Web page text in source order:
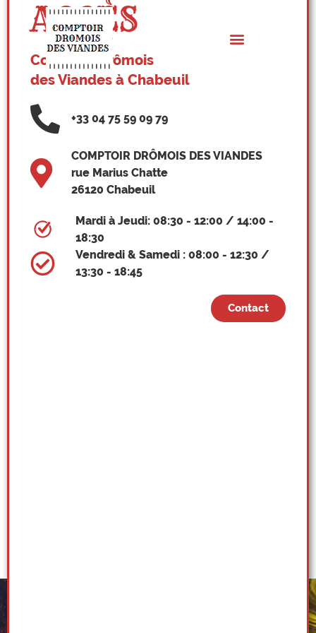
ACCÈS
Comptoir Drômois
des Viandes à Chabeuil
+33 04 75 59 09 79
COMPTOIR DRÔMOIS DES VIANDES
rue Marius Chatte
26120 Chabeuil
Mardi à Jeudi: 08:30 - 12:00 / 14:00 -
18:30
Vendredi & Samedi : 08:00 - 12:30 /
13:30 - 18:45
Contact
Panneau de gestion des cookies